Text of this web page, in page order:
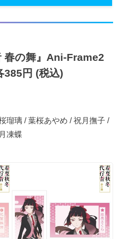
春の​舞』​Ani-Frame2
385円 (税込)
瑠璃 / 葉桜​あやめ / 祝月撫子 /
凍蝶